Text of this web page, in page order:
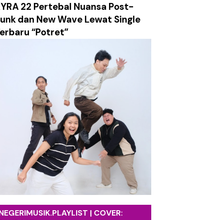
Lewat Video Musik Sinematik "Takkan Berpisah"
dan Ledakan Emosi dalam Balutan Alt/Pop-Punk
Mensyukuri Proses Kehidupan
yang Hangat dan Sarat Harapan
Labirin Emosi yang Penuh Luka
Absurditas Realitas Modern
Surely Dies”
22 Pertebal Nuansa Post-
dan New Wave Lewat Single
“Potret”
| COVER: